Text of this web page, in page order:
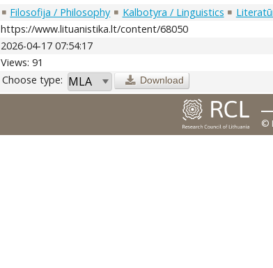
Filosofija / Philosophy Kalbotyra / Linguistics
https://www.lituanistika.lt/content/68050
2026-04-17 07:54:17
Views: 91
Choose type: Download
©